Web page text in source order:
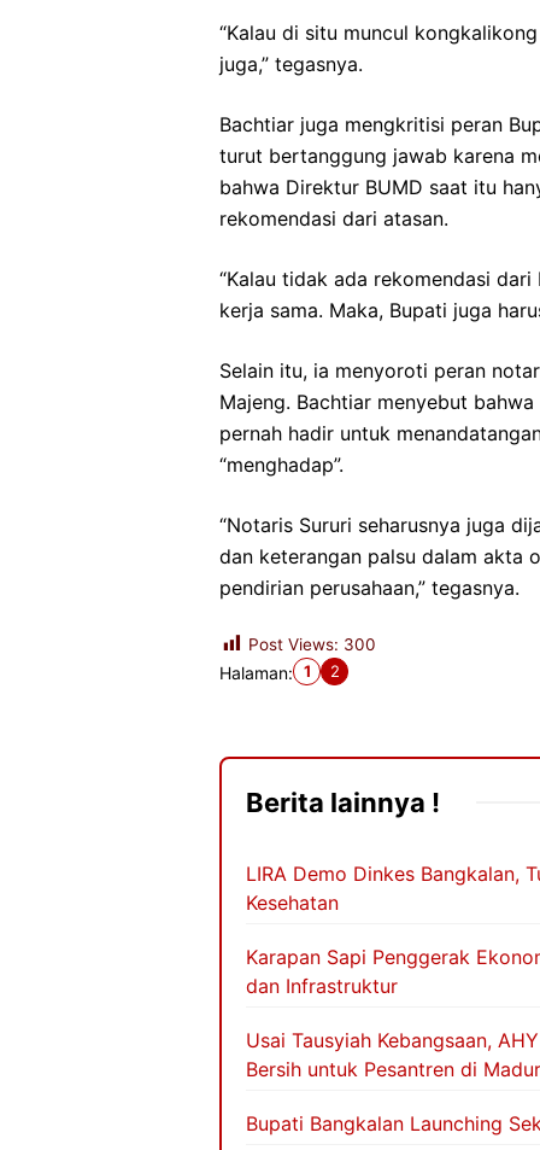
“Kalau di situ muncul
juga,” tegasnya.
Bachtiar juga mengkritisi peran
turut bertanggung jawab karena
bahwa Direktur BUMD saat itu
rekomendasi dari atasan.
“Kalau tidak ada rekomendasi
kerja sama. Maka, Bupati juga
Selain itu, ia menyoroti peran
Majeng. Bachtiar menyebut
pernah hadir untuk
“menghadap”.
“Notaris Sururi seharusnya juga
dan keterangan palsu dalam akta
pendirian perusahaan,” tegasnya.
Post Views: 300
Halaman: 1 2
Berita lainnya !
LIRA Demo Dinkes Bangkalan,
Kesehatan
Karapan Sapi Penggerak
dan Infrastruktur
Usai Tausyiah Kebangsaan,
Bersih untuk Pesantren di
Bupati Bangkalan Launching